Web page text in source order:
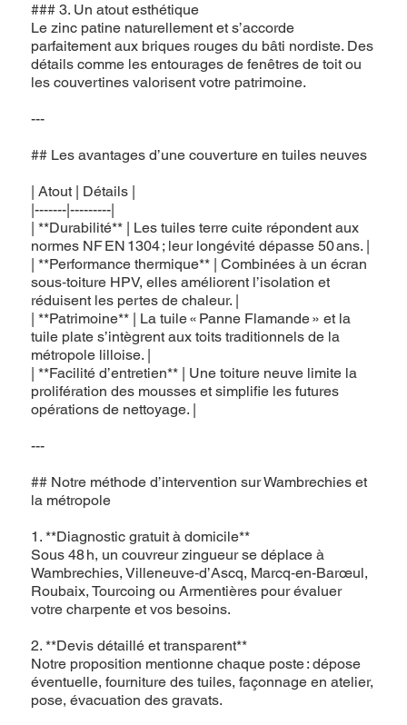
### 3. Un atout esthétique
Le zinc patine naturellement et s’accorde
parfaitement aux briques rouges du bâti nordiste. Des
détails comme les entourages de fenêtres de toit ou
les couvertines valorisent votre patrimoine.
---
## Les avantages d’une couverture en tuiles neuves
| Atout | Détails |
|-------|---------|
| **Durabilité** | Les tuiles terre cuite répondent aux
normes NF EN 1304 ; leur longévité dépasse 50 ans. |
| **Performance thermique** | Combinées à un écran
sous‑toiture HPV, elles améliorent l’isolation et
réduisent les pertes de chaleur. |
| **Patrimoine** | La tuile « Panne Flamande » et la
tuile plate s’intègrent aux toits traditionnels de la
métropole lilloise. |
| **Facilité d’entretien** | Une toiture neuve limite la
prolifération des mousses et simplifie les futures
opérations de nettoyage. |
---
## Notre méthode d’intervention sur Wambrechies et
la métropole
1. **Diagnostic gratuit à domicile**
Sous 48 h, un couvreur zingueur se déplace à
Wambrechies, Villeneuve‑d’Ascq, Marcq‑en‑Barœul,
Roubaix, Tourcoing ou Armentières pour évaluer
votre charpente et vos besoins.
2. **Devis détaillé et transparent**
Notre proposition mentionne chaque poste : dépose
éventuelle, fourniture des tuiles, façonnage en atelier,
pose, évacuation des gravats.